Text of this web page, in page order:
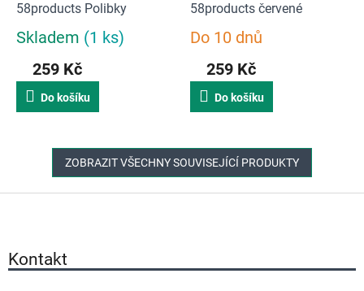
58products Polibky
Průměrné
produktu
je
5,0
z
hvězdiček.
Skladem (1 ks)
259 Kč
Do košíku
58products červené
Průměrné
produktu
je
5,0
z
hvězdiček.
Do 10 dnů
259 Kč
Do košíku
ZOBRAZIT VŠECHNY SOUVISEJÍCÍ PRODUKTY
Kontakt